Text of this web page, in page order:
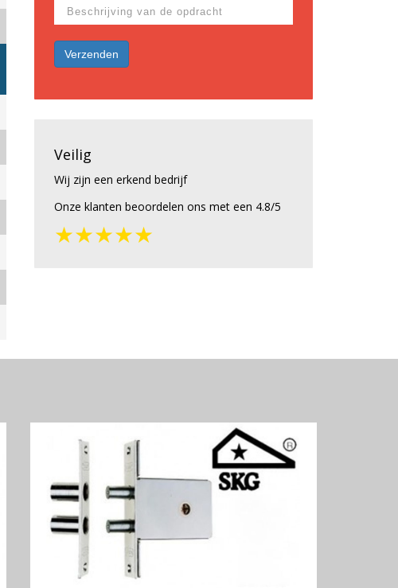
Veilig
Wij zijn een erkend bedrijf
Onze klanten beoordelen ons met een 4.8/5
★★★★★